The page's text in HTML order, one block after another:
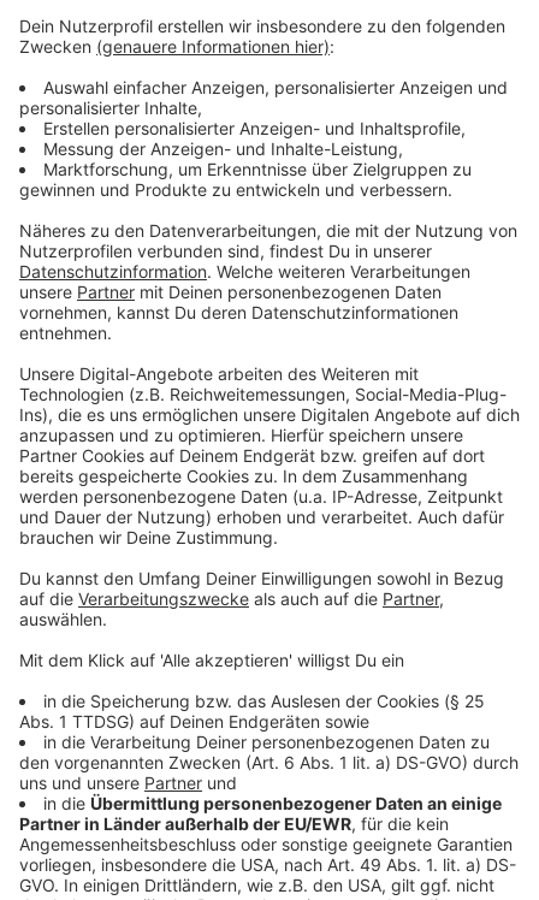
vor den Sommerferien die Öffnungszeiten in allen
Bürgerbüros bis 18 Uhr. Termine müssen vorab online
Anzeige
Anzeige
Hallenbad Rheinblick am 5. Mai
Aquazoo Löbbecke Museum am2. Juni
Münster-Therme am24. Juni
SchifffahrtMuseum am am26. Juni
Jeweils von 6 bis 16 Uhr
Terminbuchung per Mail (Pop-up-Sommer): popup-
buergerbuero@duesseldorf.de
Weitere Infos und Links zum Thema:
Anzeige
Das meldet die Stadt